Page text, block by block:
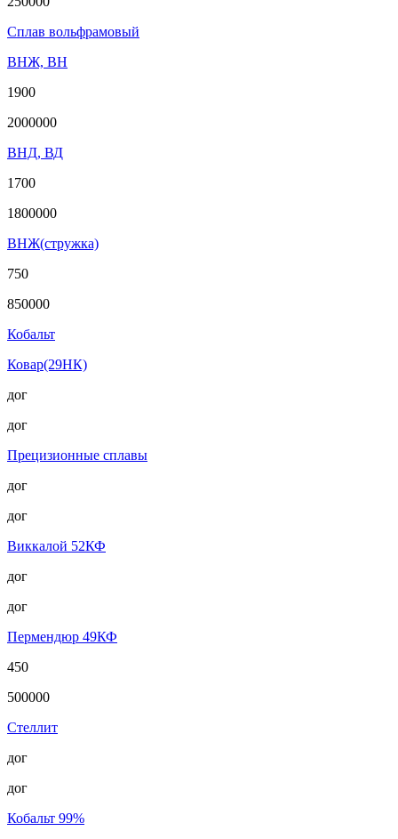
Сплав вольфрамовый
ВНЖ, ВН
1900
2000000
ВНД, ВД
1700
1800000
ВНЖ(стружка)
750
850000
Кобальт
Ковар(29НК)
дог
дог
Прецизионные сплавы
дог
дог
Виккалой 52КФ
дог
дог
Пермендюр 49КФ
450
500000
Стеллит
дог
дог
Кобальт 99%